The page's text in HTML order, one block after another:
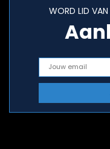
WORD LID